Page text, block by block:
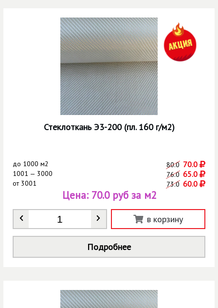
Стеклоткань Э3-200 (пл. 160 г/м2)
до 1000 м2 80.0 70.0
1001 — 3000 76.0 65.0
от3001 73.0 60.0
Количество
Цена: 70.0 руб за м2
в корзину
Подробнее